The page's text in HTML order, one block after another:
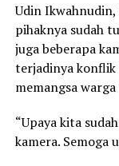
Udin Ikwahnudin,
pihaknya sudah
juga beberapa
terjadinya konflik
memangsa
“Upaya kita
kamera. Semoga